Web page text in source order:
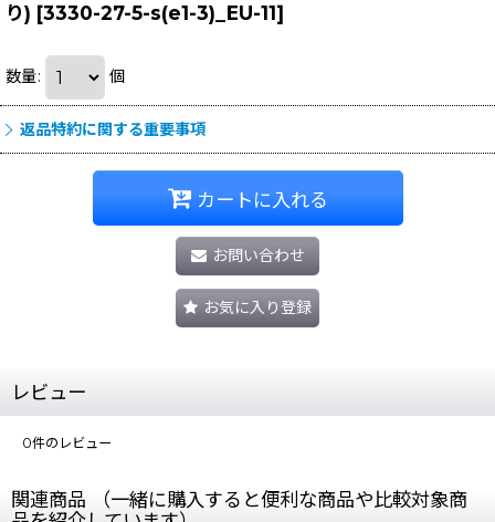
り) [3330-27-5-s(e1-3)_EU-11]
数量: 個
返品特約に関する重要事項
カートに入れる
お問い合わせ
お気に入り登録
レビュー
0件のレビュー
関連商品 （一緒に購入すると便利な商品や比較対象商